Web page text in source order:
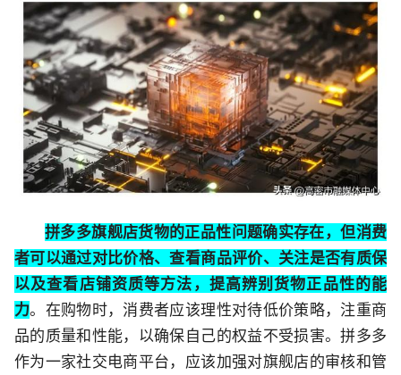
拼多多旗舰店货物的正品性问题确实存在，但消费
者可以通过对比价格、查看商品评价、关注是否有质保
以及查看店铺资质等方法，提高辨别货物正品性的能
力。在购物时，消费者应该理性对待低价策略，注重商
品的质量和性能，以确保自己的权益不受损害。拼多多
作为一家社交电商平台，应该加强对旗舰店的审核和管